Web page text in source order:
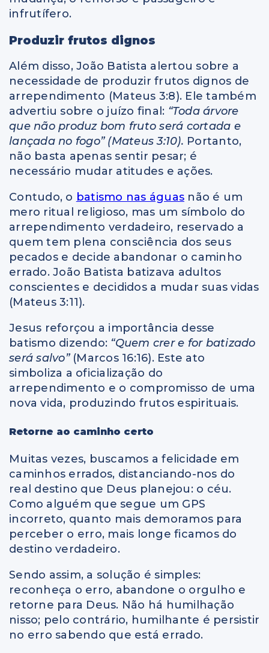
infrutífero.
Produzir frutos dignos
Além disso, João Batista alertou sobre a
necessidade de produzir frutos dignos de
arrependimento (Mateus 3:8). Ele também
advertiu sobre o juízo final: “Toda árvore
que não produz bom fruto será cortada e
lançada no fogo” (Mateus 3:10). Portanto,
não basta apenas sentir pesar; é
necessário mudar atitudes e ações.
Contudo, o batismo nas águas não é um
mero ritual religioso, mas um símbolo do
arrependimento verdadeiro, reservado a
quem tem plena consciência dos seus
pecados e decide abandonar o caminho
errado. João Batista batizava adultos
conscientes e decididos a mudar suas vidas
(Mateus 3:11).
Jesus reforçou a importância desse
batismo dizendo: “Quem crer e for batizado
será salvo”(Marcos 16:16). Este ato
simboliza a oficialização do
arrependimento e o compromisso de uma
nova vida, produzindo frutos espirituais.
Retorne ao caminho certo
Muitas vezes, buscamos a felicidade em
caminhos errados, distanciando-nos do
real destino que Deus planejou: o céu.
Como alguém que segue um GPS
incorreto, quanto mais demoramos para
perceber o erro, mais longe ficamos do
destino verdadeiro.
Sendo assim, a solução é simples:
reconheça o erro, abandone o orgulho e
retorne para Deus. Não há humilhação
nisso; pelo contrário, humilhante é persistir
no erro sabendo que está errado.